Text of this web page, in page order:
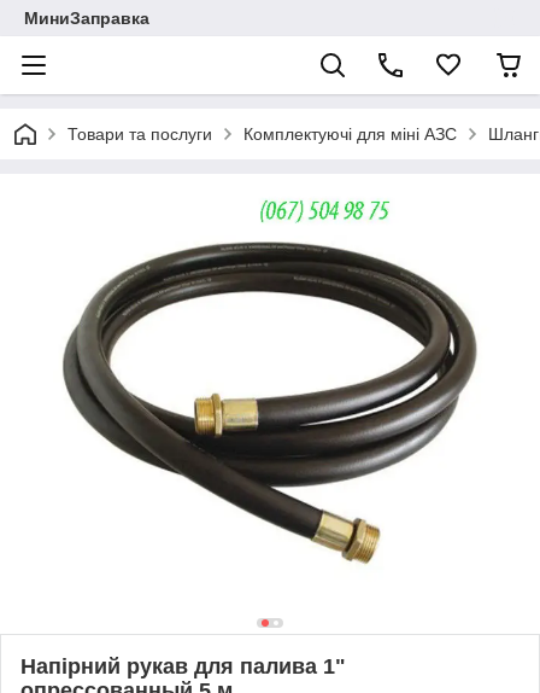
МиниЗаправка
Товари та послуги Комплектуючі для міні АЗС
Напірний рукав для палива 1"